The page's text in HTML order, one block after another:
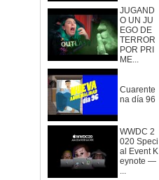
JUGAND
O UN JU
EGO DE
TERROR
POR PRI
ME...
Cuarente
na día 96
WWDC 2
020 Speci
al Event K
eynote —
...